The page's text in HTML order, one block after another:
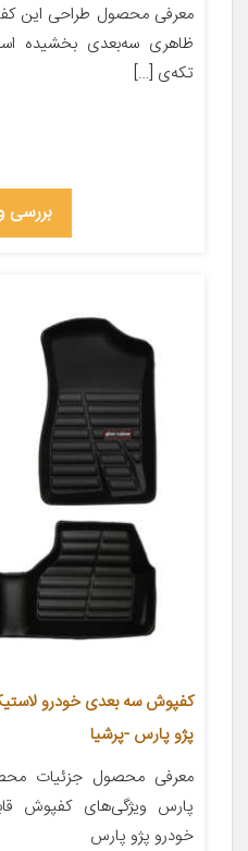
معرفی محصول طراحی این
ظاهری سه‌بعدی بخشیده
تکه‌ی […]
بررسی
پژو پارس -پرشیا
معرفی محصول جزئیات
پارس ویژگی‌های کفپوش
خودرو پژو پارس